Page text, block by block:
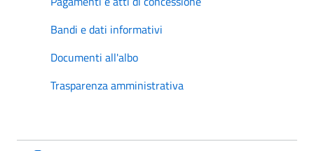
Bandi e dati informativi
Documenti all'albo
Trasparenza amministrativa